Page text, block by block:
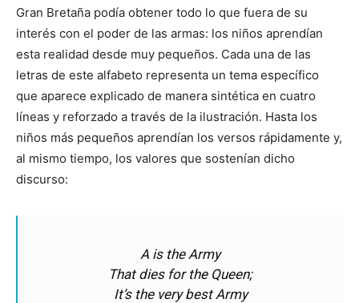
Gran Bretaña podía obtener todo lo que fuera de su
interés con el poder de las armas: los niños aprendían
esta realidad desde muy pequeños. Cada una de las
letras de este alfabeto representa un tema específico
que aparece explicado de manera sintética en cuatro
líneas y reforzado a través de la ilustración. Hasta los
niños más pequeños aprendían los versos rápidamente y,
al mismo tiempo, los valores que sostenían dicho
discurso:
A is the Army
That dies for the Queen;
It’s the very best Army